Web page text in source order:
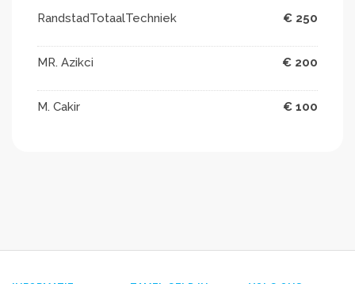
RandstadTotaalTechniek € 250
MR. Azikci € 200
M. Cakir € 100